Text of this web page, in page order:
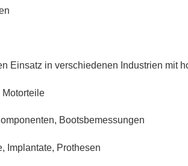
Einsatz in verschiedenen Industrien mit
Motorteile
Bootsbemessungen
Implantate, Prothesen